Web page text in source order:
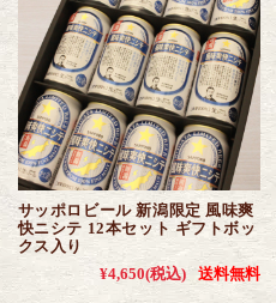
サッポロビール 新潟限定 風味爽
快ニシテ 12本セット ギフトボッ
クス入り
¥4,650(税込) 送料無料